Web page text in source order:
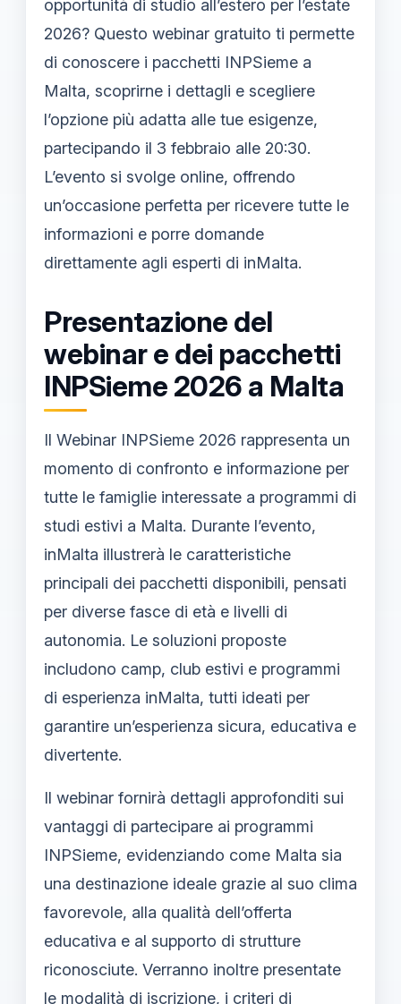
opportunità di studio all’estero per l’estate
2026? Questo webinar gratuito ti permette
di conoscere i pacchetti INPSieme a
Malta, scoprirne i dettagli e scegliere
l’opzione più adatta alle tue esigenze,
partecipando il 3 febbraio alle 20:30.
L’evento si svolge online, offrendo
un’occasione perfetta per ricevere tutte le
informazioni e porre domande
direttamente agli esperti di inMalta.
Presentazione del
webinar e dei pacchetti
INPSieme 2026 a Malta
Il Webinar INPSieme 2026 rappresenta un
momento di confronto e informazione per
tutte le famiglie interessate a programmi di
studi estivi a Malta. Durante l’evento,
inMalta illustrerà le caratteristiche
principali dei pacchetti disponibili, pensati
per diverse fasce di età e livelli di
autonomia. Le soluzioni proposte
includono camp, club estivi e programmi
di esperienza inMalta, tutti ideati per
garantire un’esperienza sicura, educativa e
divertente.
Il webinar fornirà dettagli approfonditi sui
vantaggi di partecipare ai programmi
INPSieme, evidenziando come Malta sia
una destinazione ideale grazie al suo clima
favorevole, alla qualità dell’offerta
educativa e al supporto di strutture
riconosciute. Verranno inoltre presentate
le modalità di iscrizione, i criteri di